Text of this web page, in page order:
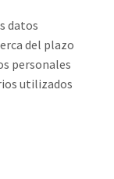
datos
del plazo
personales
utilizados